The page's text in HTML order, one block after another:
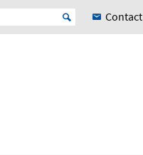
Contact